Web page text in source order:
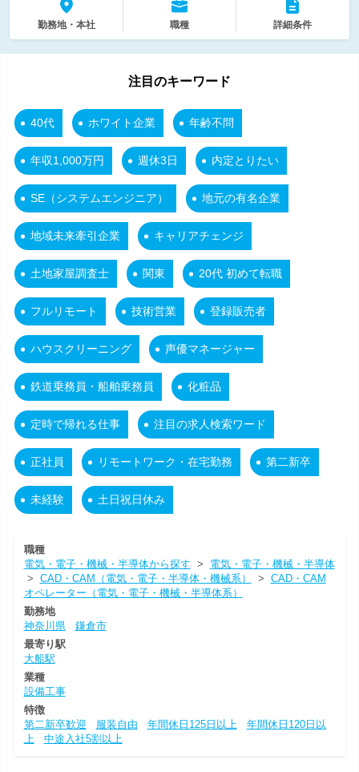
勤務地・本社 職種 詳細条件
注目のキーワード
40代 ホワイト企業 年齢不問
年収1,000万円 週休3日 内定とりたい
SE（システムエンジニア） 地元の有名企業
地域未来牽引企業 キャリアチェンジ
土地家屋調査士 関東 20代 初めて転職
フルリモート 技術営業 登録販売者
ハウスクリーニング 声優マネージャー
鉄道乗務員・船舶乗務員 化粧品
定時で帰れる仕事 注目の求人検索ワード
正社員 リモートワーク・在宅勤務 第二新卒
未経験 土日祝日休み
職種
電気・電子・機械・半導体から探す > 電気・電子・機械・半導体
> CAD・CAM（電気・電子・半導体・機械系） > CAD・CAM
オペレーター（電気・電子・機械・半導体系）
勤務地
神奈川県
鎌倉市
最寄り駅
大船駅
業種
設備工事
特徴
第二新卒歓迎
服装自由 年間休日125日以上
年間休日120日以
上
中途入社5割以上